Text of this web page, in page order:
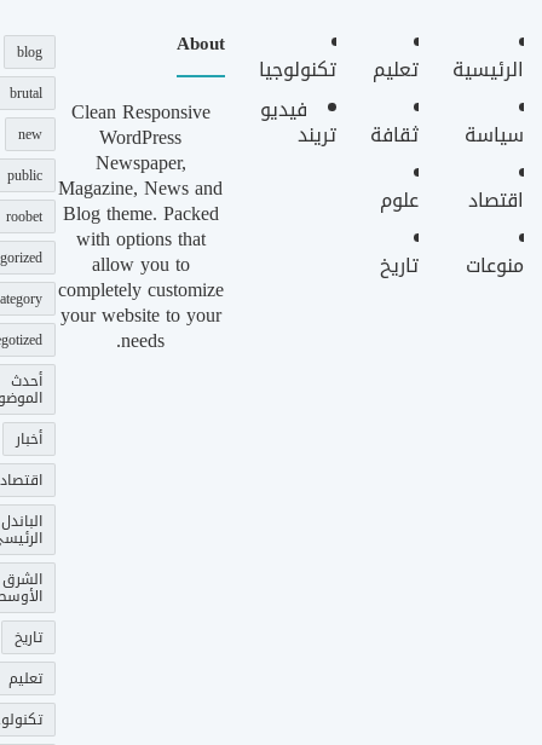
الرئيسية
سياسة
اقتصاد
منوعات
تعليم
ثقافة
علوم
تاريخ
تكنولوجيا
فيديو
تريند
About
Clean Responsive
WordPress
Newspaper,
Magazine, News and
Blog theme. Packed
with options that
allow you to
completely customize
your website to your
needs.
blog
brutal
new
public
roobet
أحدث
أخبار
اقتصاد
الباندل
الشرق
تاريخ
تعليم